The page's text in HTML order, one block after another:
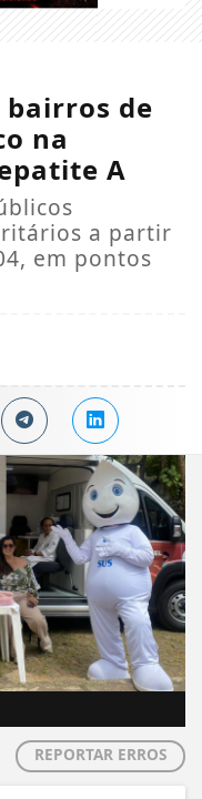
de
na
A
a partir
em pontos
REPORTAR ERROS